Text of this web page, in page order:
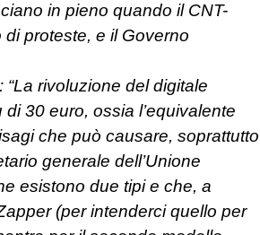
in pieno quando il CNT-
proteste, e il Governo
rivoluzione del digitale
30 euro, ossia l’equivalente
che può causare, soprattutto
generale dell’Unione
esistono due tipi e che, a
(per intenderci quello per